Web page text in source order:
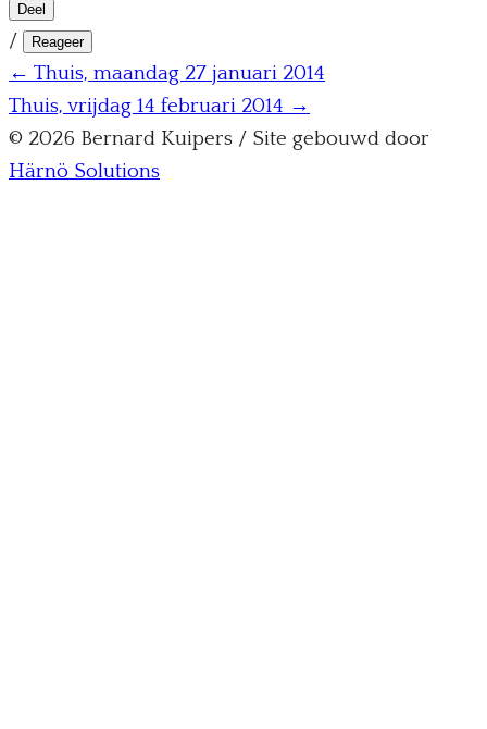
Deel
/ Reageer
← Thuis, maandag 27 januari 2014
Thuis, vrijdag 14 februari 2014 →
© 2026 Bernard Kuipers / Site gebouwd door
Härnö Solutions